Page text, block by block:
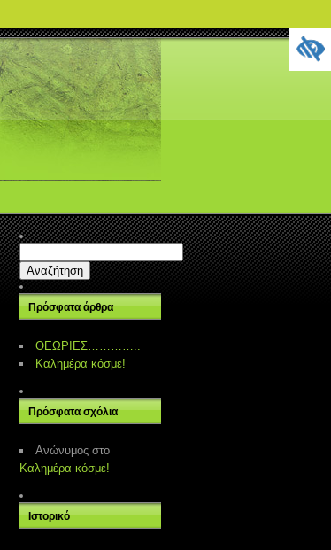
Αναζήτηση
για:
Πρόσφατα άρθρα
ΘΕΩΡΙΕΣ…………..
Καλημέρα κόσμε!
Πρόσφατα σχόλια
Ανώνυμος στο
Καλημέρα κόσμε!
Ιστορικό